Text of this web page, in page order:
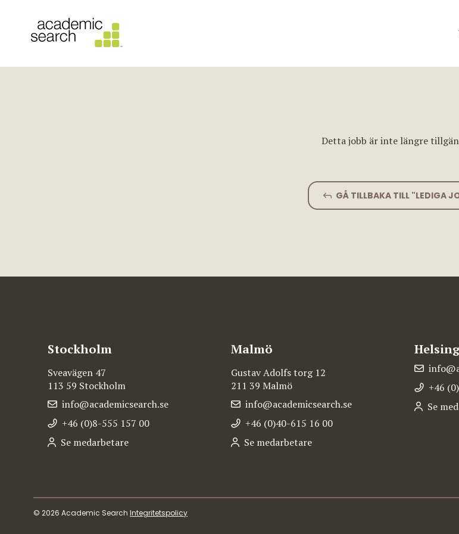
Detta jobb är inte längre
GÅ TILLBAKA TILL "LEDIGA
Stockholm
Sveavägen 47
113 59 Stockholm
info@academicsearch.se
+46 (0)8-555 157 00
Se medarbetare
Malmö
Gustav Adolfs torg 12
211 39 Malmö
info@academicsearch.se
+46 (0)40-615 16 00
Se medarbetare
+46
Se
© 2026 Academic Search Integritetspolicy